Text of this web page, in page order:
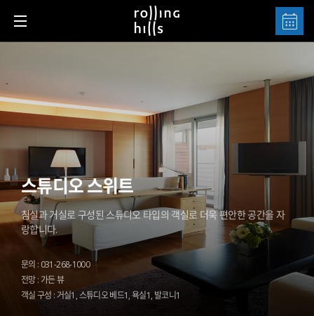
스튜디오 스위트
침실과 거실로 구성된 스튜디오 타입의 객실로 더욱 편안한 공간을 자
랑합니다.
문의 : 031-268-1000
전망 : 가든 뷰
객실 구성 : 거실1, 스튜디오 베드1, 욕실1, 발코니1